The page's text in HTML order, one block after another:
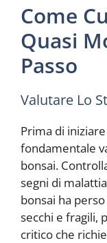
Come
Quasi
Passo
Valutare Lo
Prima di
fondamentale
bonsai.
segni di
bonsai ha
secchi e fragili,
critico che